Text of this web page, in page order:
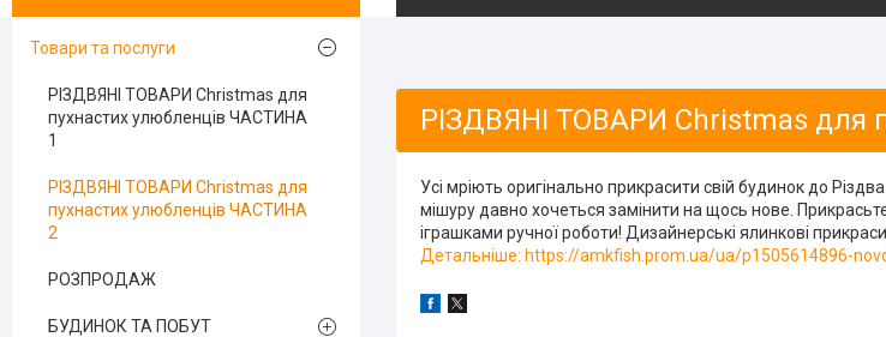
РІЗДВЯНІ ТОВАРИ Christmas для
Усі мріють оригінально прикрасити свій будинок до
мішуру давно хочеться замінити на щось нове.
іграшками ручної роботи! Дизайнерські ялинкові
Детальніше: https://amkfish.prom.ua/ua/p1505614896-
Товари та послуги
РІЗДВЯНІ ТОВАРИ Christmas для
пухнастих улюбленців ЧАСТИНА
1
РІЗДВЯНІ ТОВАРИ Christmas для
пухнастих улюбленців ЧАСТИНА
2
РОЗПРОДАЖ
БУДИНОК ТА ПОБУТ